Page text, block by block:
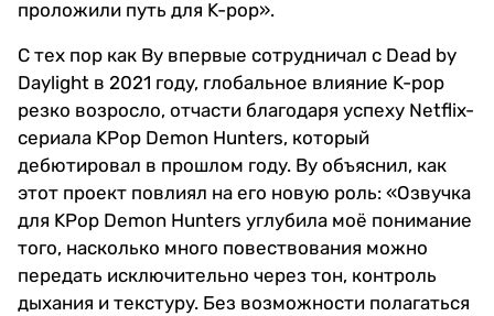
проложили путь для K-pop».
С тех пор как Ву впервые сотрудничал с Dead by
Daylight в 2021 году, глобальное влияние K-pop
резко возросло, отчасти благодаря успеху Netflix-
сериала KPop Demon Hunters, который
дебютировал в прошлом году. Ву объяснил, как
этот проект повлиял на его новую роль: «Озвучка
для KPop Demon Hunters углубила моё понимание
того, насколько много повествования можно
передать исключительно через тон, контроль
дыхания и текстуру. Без возможности полагаться